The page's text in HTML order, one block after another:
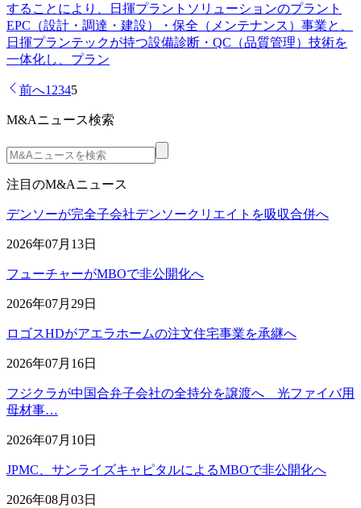
することにより、日揮プラントソリューションのプラント
EPC（設計・調達・建設）・保全（メンテナンス）事業と、
日揮プランテックが持つ設備診断・QC（品質管理）技術を
一体化し、プラン
前へ12345
M&Aニュース検索
注目のM&Aニュース
デンソーが完全子会社デンソークリエイトを吸収合併へ
2026年07月13日
フューチャーがMBOで非公開化へ
2026年07月29日
ロゴスHDがアエラホームの注文住宅事業を承継へ
2026年07月16日
フジクラが中国合弁子会社の全持分を譲渡へ 光ファイバ用
母材事…
2026年07月10日
JPMC、サンライズキャピタルによるMBOで非公開化へ
2026年08月03日